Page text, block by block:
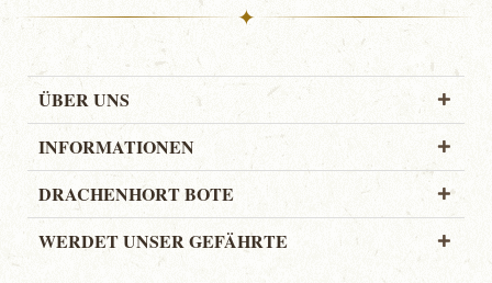
✦
ÜBER UNS
INFORMATIONEN
DRACHENHORT BOTE
WERDET UNSER GEFÄHRTE